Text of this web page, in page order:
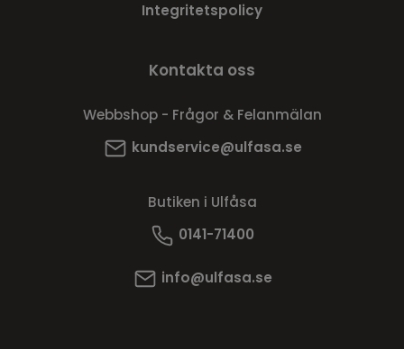
Integritetspolicy
Kontakta oss
Webbshop - Frågor & Felanmälan
kundservice@ulfasa.se
Butiken i Ulfåsa
0141-71400
info@ulfasa.se